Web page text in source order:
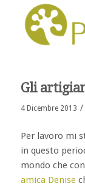
Gli
4 Dicembre 2013 /
Per lavoro mi
in questo
mondo che
amica Denise